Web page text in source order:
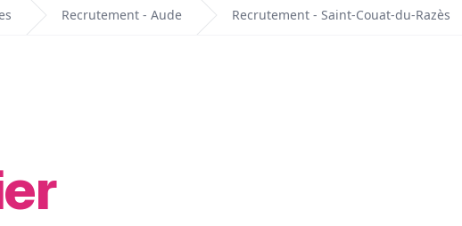
Recrutement - Aude Recrutement - Saint-Couat-du-Razès